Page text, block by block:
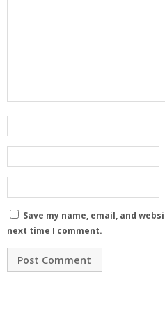
Save my name, email, and
next time I comment.